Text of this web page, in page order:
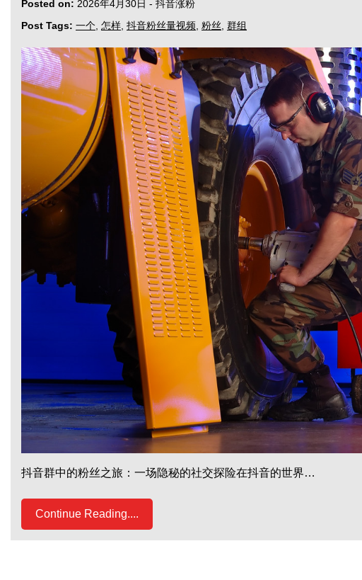
Posted on: 2026年4月30日 - 抖音涨粉
Post Tags: 一个 怎样 抖音粉丝量视频 粉丝 群组
抖音群中的粉丝之旅：一场隐秘的社交探险在抖音的世界…
Continue Reading....